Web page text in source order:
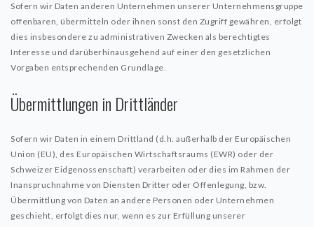
Sofern wir Daten anderen Unternehmen unserer Unternehmensgruppe
offenbaren, übermitteln oder ihnen sonst den Zugriff gewähren, erfolgt
dies insbesondere zu administrativen Zwecken als berechtigtes
Interesse und darüberhinausgehend auf einer den gesetzlichen
Vorgaben entsprechenden Grundlage.
Übermittlungen in Drittländer
Sofern wir Daten in einem Drittland (d.h. außerhalb der Europäischen
Union (EU), des Europäischen Wirtschaftsraums (EWR) oder der
Schweizer Eidgenossenschaft) verarbeiten oder dies im Rahmen der
Inanspruchnahme von Diensten Dritter oder Offenlegung, bzw.
Übermittlung von Daten an andere Personen oder Unternehmen
geschieht, erfolgt dies nur, wenn es zur Erfüllung unserer